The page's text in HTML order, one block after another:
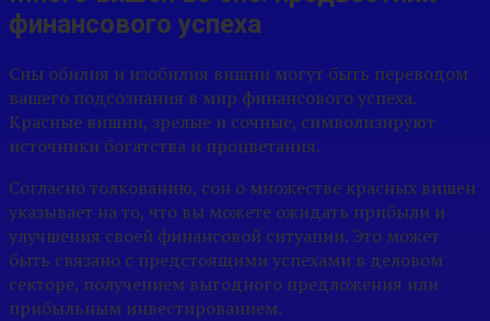
финансового успеха
Сны обилия и изобилия вишни могут быть переводом
вашего подсознания в мир финансового успеха.
Красные вишни, зрелые и сочные, символизируют
источники богатства и процветания.
Согласно толкованию, сон о множестве красных вишен
указывает на то, что вы можете ожидать прибыли и
улучшения своей финансовой ситуации. Это может
быть связано с предстоящими успехами в деловом
секторе, получением выгодного предложения или
прибыльным инвестированием.